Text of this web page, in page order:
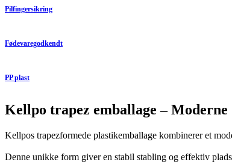
Pilfingersikring
Fødevaregodkendt
PP plast
Kellpo trapez emballage –
Kellpos trapezformede plastikemballage kombinerer et
Denne unikke form giver en stabil stabling og effektiv